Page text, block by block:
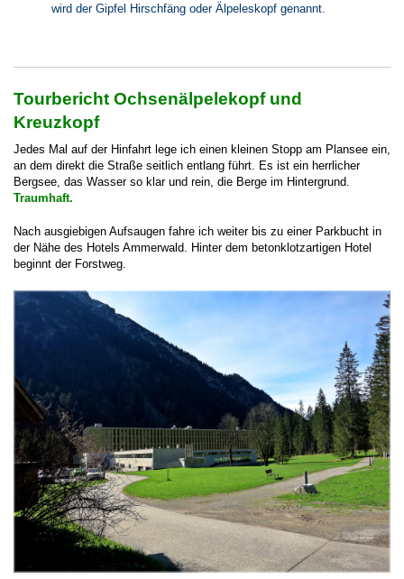
wird der Gipfel Hirschfäng oder Älpeleskopf genannt.
Tourbericht Ochsenälpelekopf und
Kreuzkopf
Jedes Mal auf der Hinfahrt lege ich einen kleinen Stopp am Plansee ein,
an dem direkt die Straße seitlich entlang führt. Es ist ein herrlicher
Bergsee, das Wasser so klar und rein, die Berge im Hintergrund.
Traumhaft.
Nach ausgiebigen Aufsaugen fahre ich weiter bis zu einer Parkbucht in
der Nähe des Hotels Ammerwald. Hinter dem betonklotzartigen Hotel
beginnt der Forstweg.